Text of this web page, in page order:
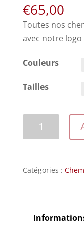
€65,00
Toutes nos
avec notre logo
Couleurs
Tailles
Coyote
Garage
Catégories :